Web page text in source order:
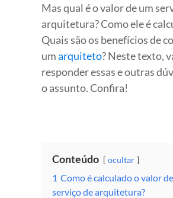
Mas qual é o valor de um
arquitetura? Como ele é
Quais são os benefícios de
umarquiteto? Neste texto,
responder essas e outras
o assunto. Confira!
Conteúdo ocultar
1 Como é calculado o valor
serviço de arquitetura?